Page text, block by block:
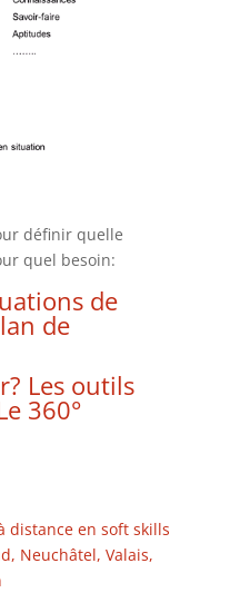
définir quelle
quel besoin:
de
de
? Les outils
360°
distance en soft skills
Neuchâtel, Valais,